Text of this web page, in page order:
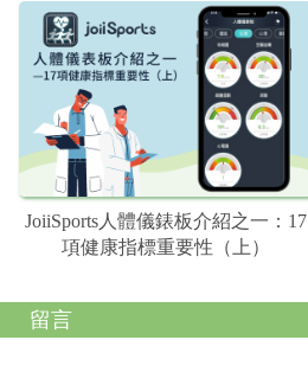
JoiiSports人體儀錶板介紹之一：17
項健康指標重要性（上）
留言